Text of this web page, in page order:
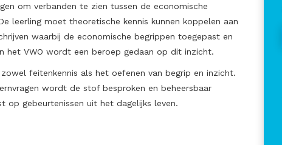
om verbanden te zien tussen de economische
leerling moet theoretische kennis kunnen koppelen aan
waarbij de economische begrippen toegepast en
het VWO wordt een beroep gedaan op dit inzicht.
feitenkennis als het oefenen van begrip en inzicht.
wordt de stof besproken en beheersbaar
gebeurtenissen uit het dagelijks leven.